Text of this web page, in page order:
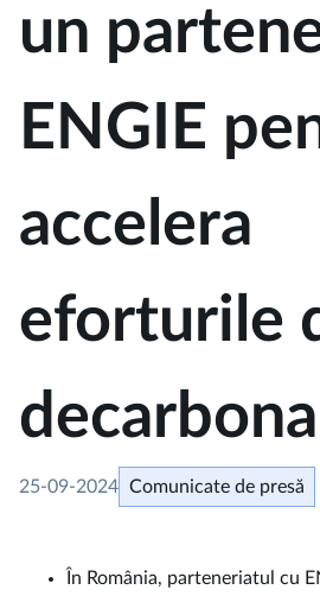
un
ENGIE
accelera
eforturile
25-09-2024 Comunicate de presă
În România, parteneriatul cu